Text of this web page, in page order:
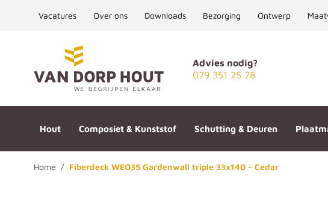
Vacatures Over ons Downloads Bezorging Ontwerp
Advies nodig?
079 351 25 78
Hout Composiet & Kunststof Schutting & Deuren
Home / Fiberdeck WEO35 Gardenwall triple 33x140 - Cedar